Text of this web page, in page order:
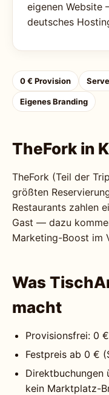
eigenen
deutsches
0 € Provision
Eigenes Branding
TheFork in
TheFork (Teil der
größten
Restaurants zahlen
Gast — dazu
Marketing-Boost im
Was
macht
Provisionsfrei: 0
Festpreis ab 0 €
Direktbuchungen
kein Marktplatz-